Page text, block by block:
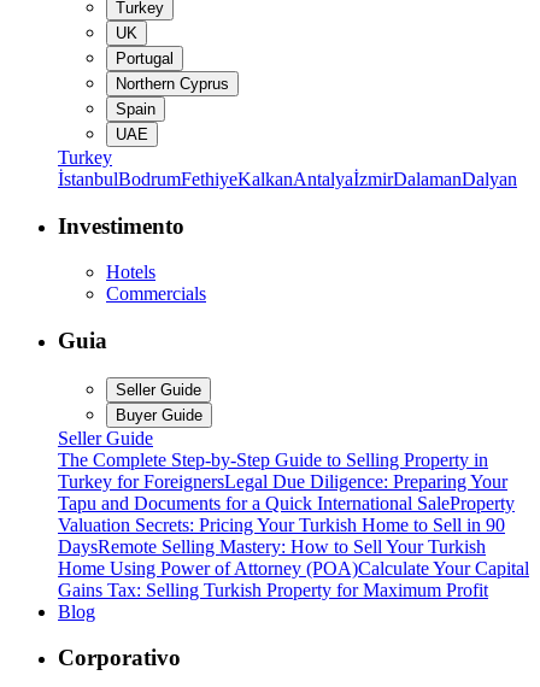
Turkey
UK
Portugal
Northern Cyprus
Spain
UAE
Turkey
İstanbulBodrumFethiyeKalkanAntalyaİzmirDalamanDalyan
Investimento
Hotels
Commercials
Guia
Seller Guide
Buyer Guide
Seller Guide
The Complete Step-by-Step Guide to Selling Property in
Turkey for ForeignersLegal Due Diligence: Preparing Your
Tapu and Documents for a Quick International SaleProperty
Valuation Secrets: Pricing Your Turkish Home to Sell in 90
DaysRemote Selling Mastery: How to Sell Your Turkish
Home Using Power of Attorney (POA)Calculate Your Capital
Gains Tax: Selling Turkish Property for Maximum Profit
Blog
Corporativo